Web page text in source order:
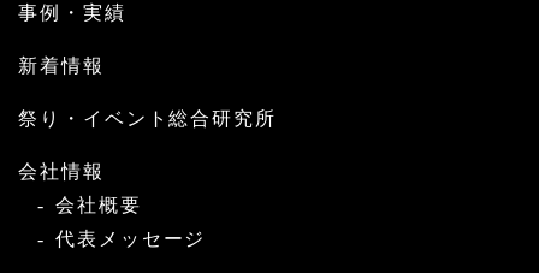
事例・実績
新着情報
祭り・イベント総合研究所
会社情報
会社概要
代表メッセージ